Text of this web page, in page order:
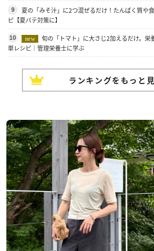
9
夏の「みそ汁」に2つ混ぜるだけ！たんぱく質や
ピ【夏バテ対策に】
10 new
旬の「トマト」に大さじ2加えるだけ。栄
単レシピ｜管理栄養士に学ぶ
ランキングをもっと